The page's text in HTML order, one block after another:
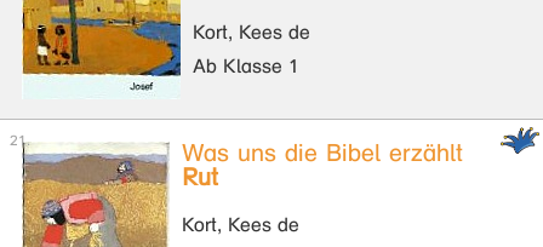
Kort, Kees de
Ab Klasse 1
Was uns die Bibel erzählt
Rut
Kort, Kees de